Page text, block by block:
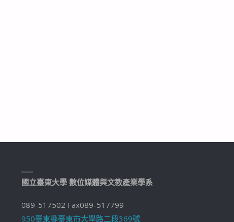
國立臺東大學 數位媒體與文教產業學系
089-517502 Fax089-517799
950臺東縣臺東市大學路二段369號